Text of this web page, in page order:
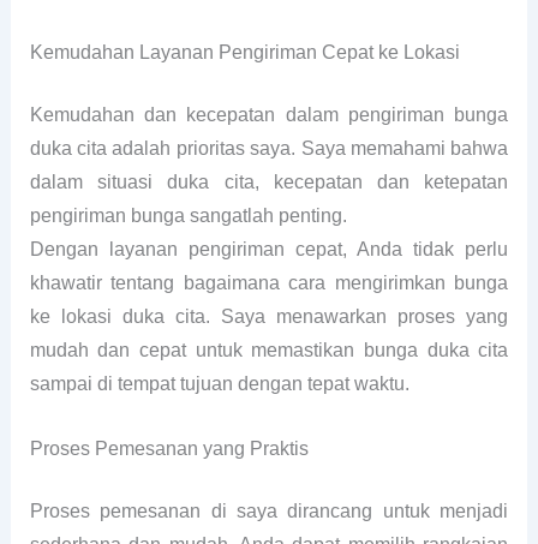
Kemudahan Layanan Pengiriman Cepat ke Lokasi
Kemudahan dan kecepatan dalam pengiriman bunga
duka cita adalah prioritas saya. Saya memahami bahwa
dalam situasi duka cita, kecepatan dan ketepatan
pengiriman bunga sangatlah penting.
Dengan layanan pengiriman cepat, Anda tidak perlu
khawatir tentang bagaimana cara mengirimkan bunga
ke lokasi duka cita. Saya menawarkan proses yang
mudah dan cepat untuk memastikan bunga duka cita
sampai di tempat tujuan dengan tepat waktu.
Proses Pemesanan yang Praktis
Proses pemesanan di saya dirancang untuk menjadi